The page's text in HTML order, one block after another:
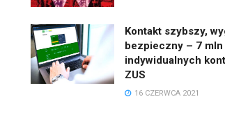
Kontakt szybszy,
bezpieczny – 7 mln
indywidualnych
ZUS
16 CZERWCA 2021